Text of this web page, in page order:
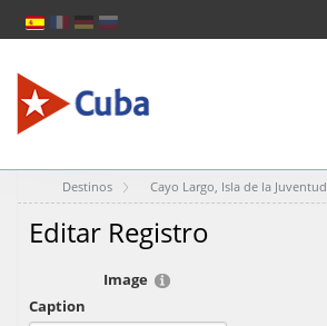
Destinos Cayo Largo, Isla de la Juventud
Editar Registro
Image
Caption